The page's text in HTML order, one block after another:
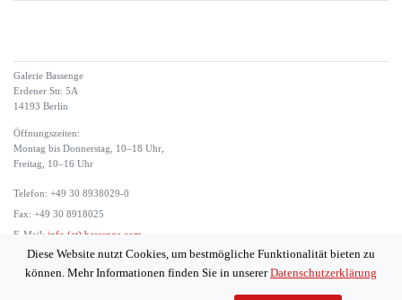
Galerie Bassenge
Erdener Str. 5A
14193 Berlin
Öffnungszeiten:
Montag bis Donnerstag, 10–18 Uhr,
Freitag, 10–16 Uhr
Telefon: +49 30 8938029-0
Fax: +49 30 8918025
E-Mail: info (at) bassenge.com
Diese Website nutzt Cookies, um bestmögliche Funktionalität bieten zu
können. Mehr Informationen finden Sie in unsererDatenschutzerklärung